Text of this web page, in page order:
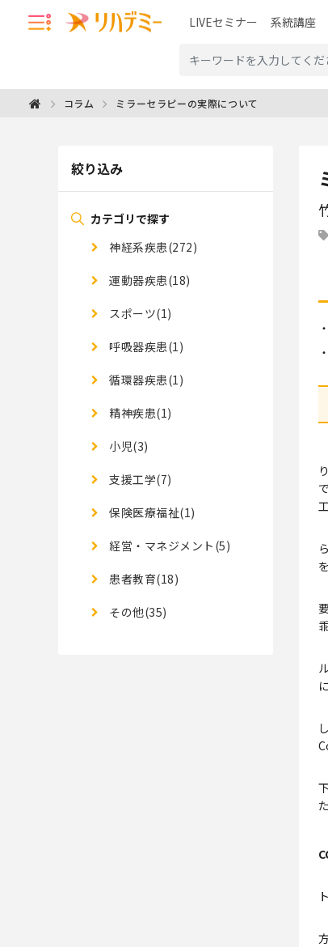
LIVEセミナー 系統講座
コラム ミラーセラピーの実際について
絞り込み
カテゴリで探す
神経系疾患(272)
運動器疾患(18)
スポーツ(1)
呼吸器疾患(1)
循環器疾患(1)
精神疾患(1)
小児(3)
支援工学(7)
保険医療福祉(1)
経営・マネジメント(5)
患者教育(18)
その他(35)